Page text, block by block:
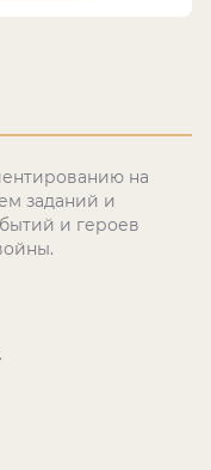
на
заданий и
и героев